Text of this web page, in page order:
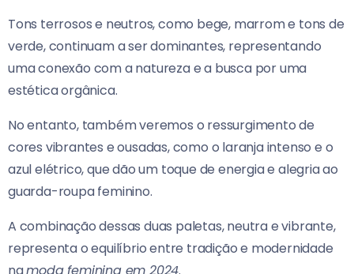
Tons terrosos e neutros, como bege, marrom e tons de
verde, continuam a ser dominantes, representando
uma conexão com a natureza e a busca por uma
estética orgânica.
No entanto, também veremos o ressurgimento de
cores vibrantes e ousadas, como o laranja intenso e o
azul elétrico, que dão um toque de energia e alegria ao
guarda-roupa feminino.
A combinação dessas duas paletas, neutra e vibrante,
representa o equilíbrio entre tradição e modernidade